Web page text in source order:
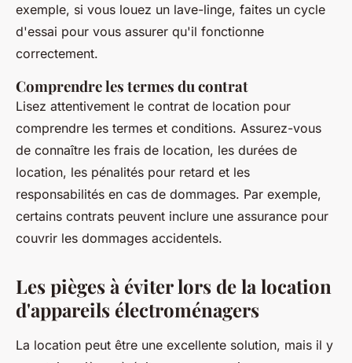
exemple, si vous louez un lave-linge, faites un cycle
d'essai pour vous assurer qu'il fonctionne
correctement.
Comprendre les termes du contrat
Lisez attentivement le contrat de location pour
comprendre les termes et conditions. Assurez-vous
de connaître les frais de location, les durées de
location, les pénalités pour retard et les
responsabilités en cas de dommages. Par exemple,
certains contrats peuvent inclure une assurance pour
couvrir les dommages accidentels.
Les pièges à éviter lors de la location
d'appareils électroménagers
La location peut être une excellente solution, mais il y